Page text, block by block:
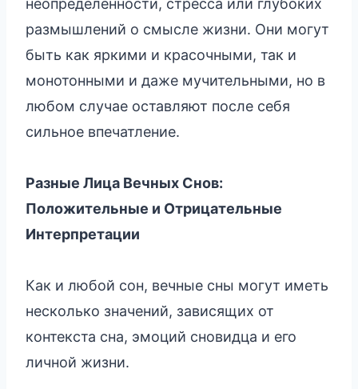
неопределенности, стресса или глубоких
размышлений о смысле жизни. Они могут
быть как яркими и красочными, так и
монотонными и даже мучительными, но в
любом случае оставляют после себя
сильное впечатление.
Разные Лица Вечных Снов:
Положительные и Отрицательные
Интерпретации
Как и любой сон, вечные сны могут иметь
несколько значений, зависящих от
контекста сна, эмоций сновидца и его
личной жизни.